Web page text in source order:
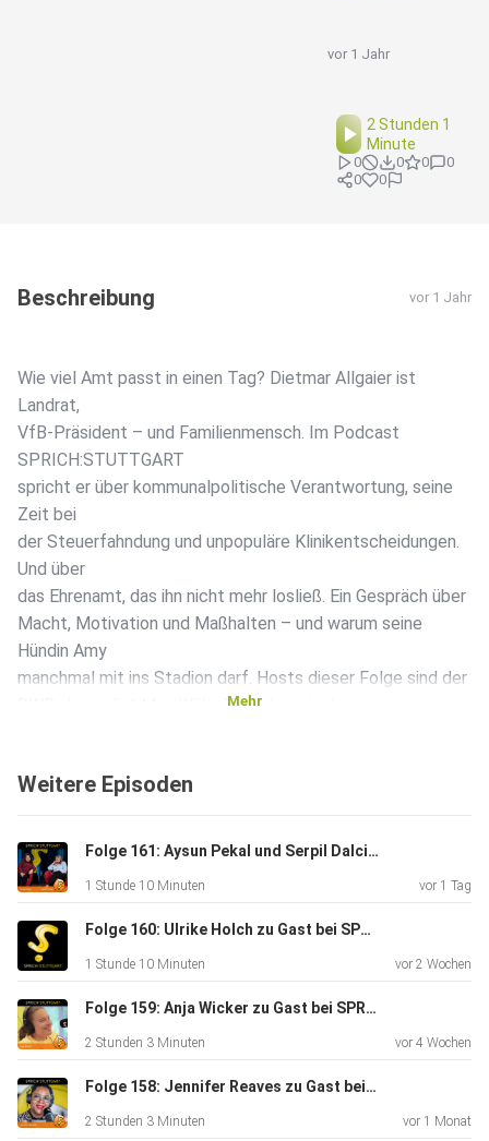
vor 1 Jahr
2 Stunden 1
Minute
0 0 0
0
0
0
Beschreibung vor 1 Jahr
Wie viel Amt passt in einen Tag? Dietmar Allgaier ist
Landrat,
VfB-Präsident – und Familienmensch. Im Podcast
SPRICH:STUTTGART
spricht er über kommunalpolitische Verantwortung, seine
Zeit bei
der Steuerfahndung und unpopuläre Klinikentscheidungen.
Und über
das Ehrenamt, das ihn nicht mehr losließ. Ein Gespräch über
Macht, Motivation und Maßhalten – und warum seine
Hündin Amy
manchmal mit ins Stadion darf. Hosts dieser Folge sind der
SWR-Journalist Max Wöhr, Teilnehmerin des
Hochschule der
Ferdinand.
SPRICH:STUTTGART - der Podcast für und über
Stuttgart:⁠
www.sprichstuttgart.de⁠ und auf Instagram
sprichstuttgart_podcast
Mehr
Weitere Episoden
Folge 161: Aysun Pekal und Serpil Dalci zu Gast bei SPRICHSTUTTGART
1 Stunde 10 Minuten vor 1 Tag
Folge 160: Ulrike Holch zu Gast bei SPRICH:STUTTGART
1 Stunde 10 Minuten vor 2 Wochen
Folge 159: Anja Wicker zu Gast bei SPRICH:STUTTGART
2 Stunden 3 Minuten vor 4 Wochen
Folge 158: Jennifer Reaves zu Gast bei SPRICH:STUTTGART
2 Stunden 3 Minuten vor 1 Monat